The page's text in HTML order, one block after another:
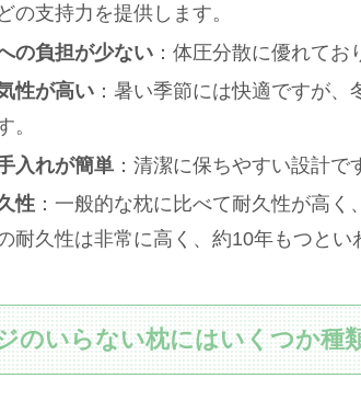
の支持力を提供します。
の負担が少ない：体圧分散に優れてお
性が高い：暑い季節には快適ですが、
。
入れが簡単：清潔に保ちやすい設計で
性：一般的な枕に比べて耐久性が高く
耐久性は非常に高く、約10年もつとい
のいらない枕にはいくつか種